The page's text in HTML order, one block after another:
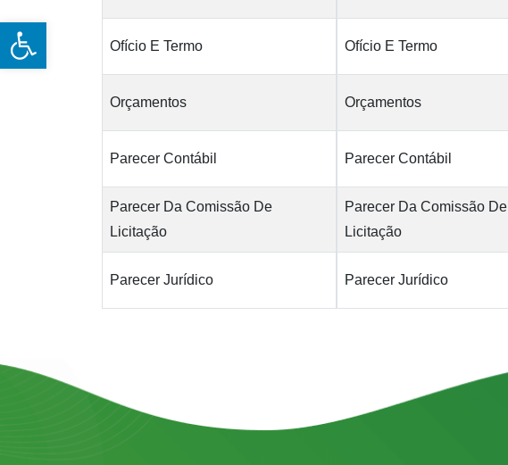
Open toolbar
Ofício E Termo Ofício E Termo
Orçamentos Orçamentos
Parecer Contábil Parecer Contábil
Parecer Da Comissão De
Licitação
Parecer Da Comissão De
Licitação
Parecer Jurídico Parecer Jurídico